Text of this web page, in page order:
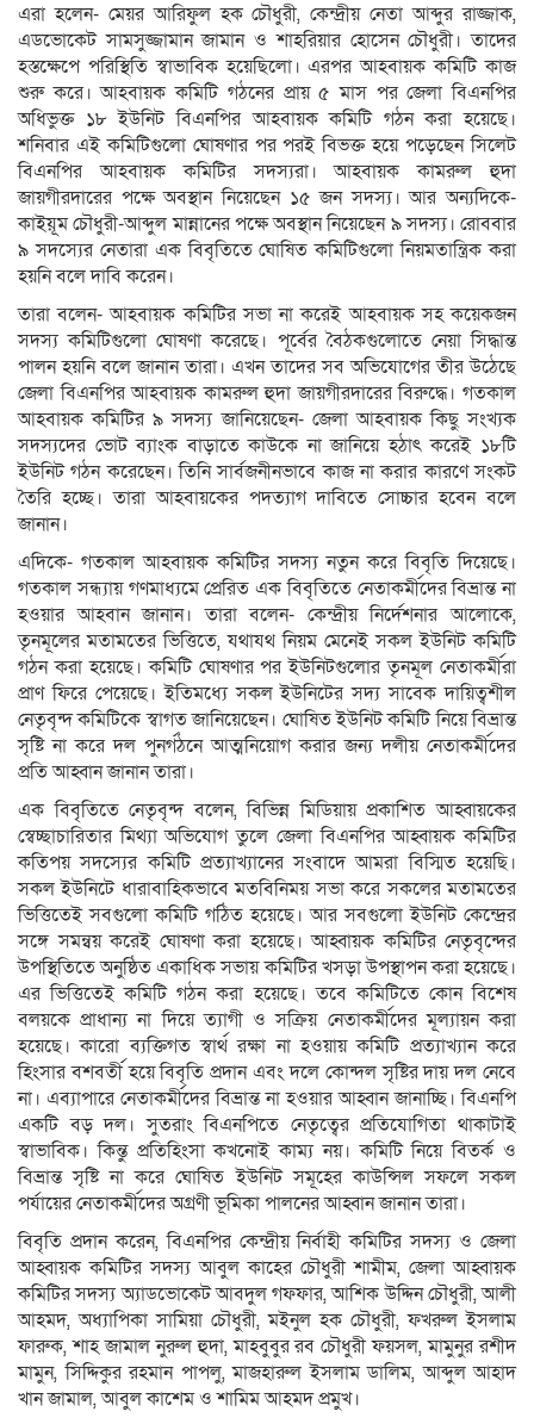
এরা হলেন- মেয়র আরিফুল হক চৌধুরী, কেন্দ্রীয় নেতা আব্দুর রাজ্জাক,
এডভোকেট সামসুজ্জামান জামান ও শাহরিয়ার হোসেন চৌধুরী। তাদের
হস্তক্ষেপে পরিস্থিতি স্বাভাবিক হয়েছিলো। এরপর আহবায়ক কমিটি কাজ
শুরু করে। আহবায়ক কমিটি গঠনের প্রায় ৫ মাস পর জেলা বিএনপির
অধিভুক্ত ১৮ ইউনিট বিএনপির আহবায়ক কমিটি গঠন করা হয়েছে।
শনিবার এই কমিটিগুলো ঘোষণার পর পরই বিভক্ত হয়ে পড়েছেন সিলেট
বিএনপির আহবায়ক কমিটির সদস্যরা। আহবায়ক কামরুল হুদা
জায়গীরদারের পক্ষে অবস্থান নিয়েছেন ১৫ জন সদস্য। আর অন্যদিকে-
কাইয়ূম চৌধুরী-আব্দুল মান্নানের পক্ষে অবস্থান নিয়েছেন ৯ সদস্য। রোববার
৯ সদস্যের নেতারা এক বিবৃতিতে ঘোষিত কমিটিগুলো নিয়মতান্ত্রিক করা
হয়নি বলে দাবি করেন।
তারা বলেন- আহবায়ক কমিটির সভা না করেই আহবায়ক সহ কয়েকজন
সদস্য কমিটিগুলো ঘোষণা করেছে। পূর্বের বৈঠকগুলোতে নেয়া সিদ্ধান্ত
পালন হয়নি বলে জানান তারা। এখন তাদের সব অভিযোগের তীর উঠেছে
জেলা বিএনপির আহবায়ক কামরুল হুদা জায়গীরদারের বিরুদ্ধে। গতকাল
আহবায়ক কমিটির ৯ সদস্য জানিয়েছেন- জেলা আহবায়ক কিছু সংখ্যক
সদস্যদের ভোট ব্যাংক বাড়াতে কাউকে না জানিয়ে হঠাৎ করেই ১৮টি
ইউনিট গঠন করেছেন। তিনি সার্বজনীনভাবে কাজ না করার কারণে সংকট
তৈরি হচ্ছে। তারা আহবায়কের পদত্যাগ দাবিতে সোচ্চার হবেন বলে
জানান।
এদিকে- গতকাল আহবায়ক কমিটির সদস্য নতুন করে বিবৃতি দিয়েছে।
গতকাল সন্ধ্যায় গণমাধ্যমে প্রেরিত এক বিবৃতিতে নেতাকর্মীদের বিভ্রান্ত না
হওয়ার আহবান জানান। তারা বলেন- কেন্দ্রীয় নির্দেশনার আলোকে,
তৃনমূলের মতামতের ভিত্তিতে, যথাযথ নিয়ম মেনেই সকল ইউনিট কমিটি
গঠন করা হয়েছে। কমিটি ঘোষণার পর ইউনিটগুলোর তৃনমূল নেতাকর্মীরা
প্রাণ ফিরে পেয়েছে। ইতিমধ্যে সকল ইউনিটের সদ্য সাবেক দায়িত্বশীল
নেতৃবৃন্দ কমিটিকে স্বাগত জানিয়েছেন। ঘোষিত ইউনিট কমিটি নিয়ে বিভ্রান্ত
সৃষ্টি না করে দল পুনর্গঠনে আত্মনিয়োগ করার জন্য দলীয় নেতাকর্মীদের
প্রতি আহ্বান জানান তারা।
এক বিবৃতিতে নেতৃবৃন্দ বলেন, বিভিন্ন মিডিয়ায় প্রকাশিত আহ্বায়কের
স্বেচ্ছাচারিতার মিথ্যা অভিযোগ তুলে জেলা বিএনপির আহ্বায়ক কমিটির
কতিপয় সদস্যের কমিটি প্রত্যাখ্যানের সংবাদে আমরা বিস্মিত হয়েছি।
সকল ইউনিটে ধারাবাহিকভাবে মতবিনিময় সভা করে সকলের মতামতের
ভিত্তিতেই সবগুলো কমিটি গঠিত হয়েছে। আর সবগুলো ইউনিট কেন্দ্রের
সঙ্গে সমন্বয় করেই ঘোষণা করা হয়েছে। আহ্বায়ক কমিটির নেতৃবৃন্দের
উপস্থিতিতে অনুষ্ঠিত একাধিক সভায় কমিটির খসড়া উপস্থাপন করা হয়েছে।
এর ভিত্তিতেই কমিটি গঠন করা হয়েছে। তবে কমিটিতে কোন বিশেষ
বলয়কে প্রাধান্য না দিয়ে ত্যাগী ও সক্রিয় নেতাকর্মীদের মূল্যায়ন করা
হয়েছে। কারো ব্যক্তিগত স্বার্থ রক্ষা না হওয়ায় কমিটি প্রত্যাখ্যান করে
হিংসার বশবর্তী হয়ে বিবৃতি প্রদান এবং দলে কোন্দল সৃষ্টির দায় দল নেবে
না। এব্যাপারে নেতাকর্মীদের বিভ্রান্ত না হওয়ার আহ্বান জানাচ্ছি। বিএনপি
একটি বড় দল। সুতরাং বিএনপিতে নেতৃত্বের প্রতিযোগিতা থাকাটাই
স্বাভাবিক। কিন্তু প্রতিহিংসা কখনোই কাম্য নয়। কমিটি নিয়ে বিতর্ক ও
বিভ্রান্ত সৃষ্টি না করে ঘোষিত ইউনিট সমূহের কাউন্সিল সফলে সকল
পর্যায়ের নেতাকর্মীদের অগ্রণী ভূমিকা পালনের আহ্বান জানান তারা।
বিবৃতি প্রদান করেন, বিএনপির কেন্দ্রীয় নির্বাহী কমিটির সদস্য ও জেলা
আহ্বায়ক কমিটির সদস্য আবুল কাহের চৌধুরী শামীম, জেলা আহ্বায়ক
কমিটির সদস্য অ্যাডভোকেট আবদুল গফফার, আশিক উদ্দিন চৌধুরী, আলী
আহমদ, অধ্যাপিকা সামিয়া চৌধুরী, মইনুল হক চৌধুরী, ফখরুল ইসলাম
ফারুক, শাহ জামাল নুরুল হুদা, মাহবুবুর রব চৌধুরী ফয়সল, মামুনুর রশীদ
মামুন, সিদ্দিকুর রহমান পাপলু, মাজহারুল ইসলাম ডালিম, আব্দুল আহাদ
খান জামাল, আবুল কাশেম ও শামিম আহমদ প্রমুখ।